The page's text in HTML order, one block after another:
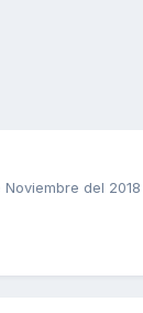
Noviembre del 2018